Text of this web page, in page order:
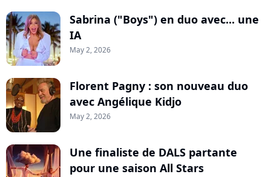
Sabrina ("Boys") en duo avec... une
IA
May 2, 2026
Florent Pagny : son nouveau duo
avec Angélique Kidjo
May 2, 2026
Une finaliste de DALS partante
pour une saison All Stars